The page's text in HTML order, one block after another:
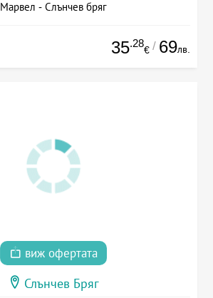
Марвел - Слънчев бряг
35.28
€ / 69лв.
виж офертата
Слънчев Бряг